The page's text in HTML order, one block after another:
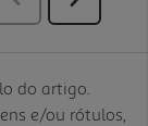
do artigo.
e/ou rótulos,